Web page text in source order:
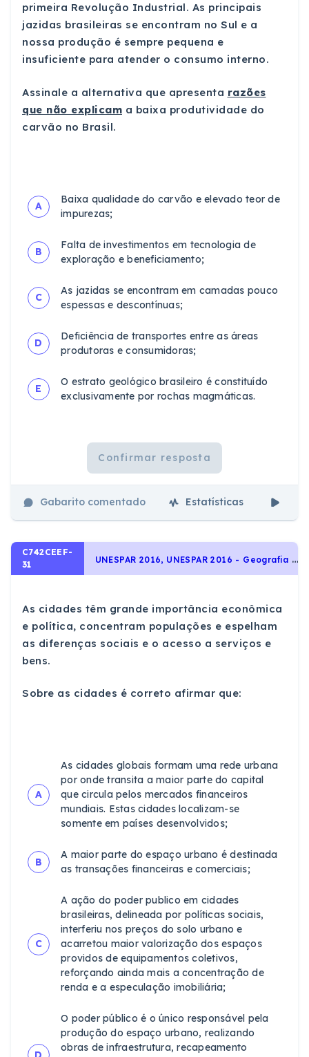
primeira Revolução Industrial. As principais
jazidas brasileiras se encontram no Sul e a
nossa produção é sempre pequena e
insuficiente para atender o consumo interno.
Assinale a alternativa que apresenta razões
que não explicam a baixa produtividade do
carvão no Brasil.
A
Baixa qualidade do carvão e elevado teor de
impurezas;
B
Falta de investimentos em tecnologia de
exploração e beneficiamento;
C
As jazidas se encontram em camadas pouco
espessas e descontínuas;
D
Deficiência de transportes entre as áreas
produtoras e consumidoras;
E
O estrato geológico brasileiro é constituído
exclusivamente por rochas magmáticas.
Confirmar resposta
Gabarito comentado Estatísticas
C742CEEF-
31
U
NESPAR 2016, UNESPAR 2016 - Geografia - Geografia Econômica
As cidades têm grande importância econômica
e política, concentram populações e espelham
as diferenças sociais e o acesso a serviços e
bens.
Sobre as cidades é correto afirmar que:
A
As cidades globais formam uma rede urbana
por onde transita a maior parte do capital
que circula pelos mercados financeiros
mundiais. Estas cidades localizam-se
somente em países desenvolvidos;
B
A maior parte do espaço urbano é destinada
as transações financeiras e comerciais;
C
A ação do poder publico em cidades
brasileiras, delineada por políticas sociais,
interferiu nos preços do solo urbano e
acarretou maior valorização dos espaços
providos de equipamentos coletivos,
reforçando ainda mais a concentração de
renda e a especulação imobiliária;
O poder público é o único responsável pela
produção do espaço urbano, realizando
obras de infraestrutura, recapeamento